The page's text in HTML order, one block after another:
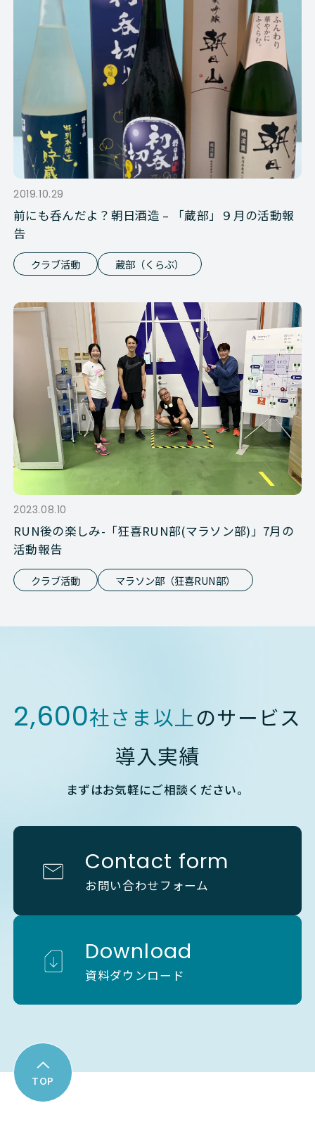
2019.10.29
前にも呑んだよ？朝日酒造 – 「蔵部」９月の活動報
告
クラブ活動 蔵部（くらぶ）
2023.08.10
RUN後の楽しみ-「狂喜RUN部(マラソン部)」7月の
活動報告
クラブ活動 マラソン部（狂喜RUN部）
2,600社さま以上のサービス
導入実績
まずはお気軽にご相談ください。
Contact form
お問い合わせフォーム
Download
資料ダウンロード
TOP